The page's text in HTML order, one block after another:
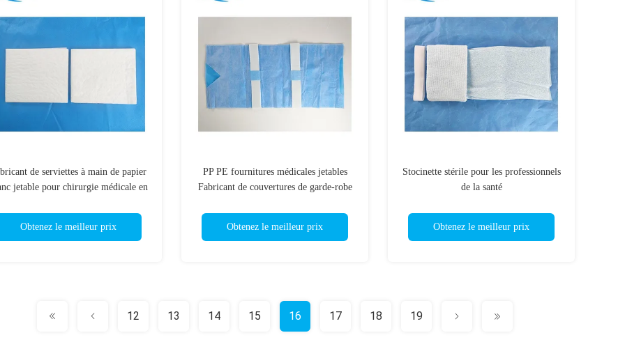
de serviettes à main de papier
jetable pour chirurgie médicale en
Obtenez le meilleur prix
PP PE fournitures médicales jetables
Fabricant de couvertures de garde-robe
Obtenez le meilleur prix
Stocinette stérile pour les professionnels
de la santé
Obtenez le meilleur prix
12 13 14 15 16 17 18 19